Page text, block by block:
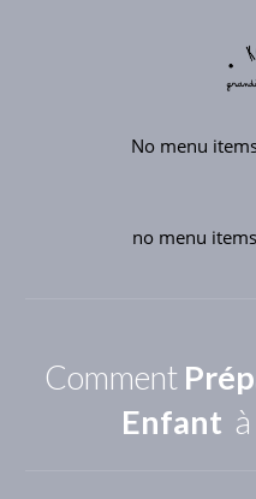
No menu
no menu
Comment
Enfant